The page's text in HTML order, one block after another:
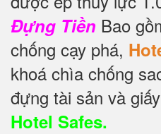
Đựng Tiền Bao
chống cạy phá,
khoá chìa chống
đựng tài sản và
Hotel Safes.